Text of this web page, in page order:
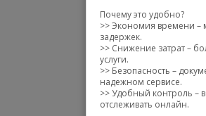
Почему это удобно?
>> Экономия времени –
задержек.
>> Снижение затрат –
услуги.
>> Безопасность –
надежном сервисе.
>> Удобный контроль –
отслеживать онлайн.